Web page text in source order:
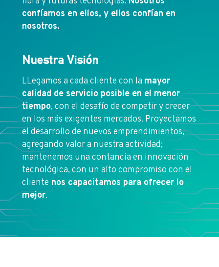
confíamos en ellos, y ellos confían en
nosotros.
Nuestra Visión
LLegamos a cada cliente con la mayor
calidad de servicio posible en el menor
tiempo, con el desafío de competir y crecer
en los más exigentes mercados. Proyectamos
el desarrollo de nuevos emprendimientos,
agregando valor a nuestra actividad;
mantenemos una contancia en innovación
tecnológica, con un alto compromiso con el
cliente nos capacitamos para ofrecer lo
mejor.